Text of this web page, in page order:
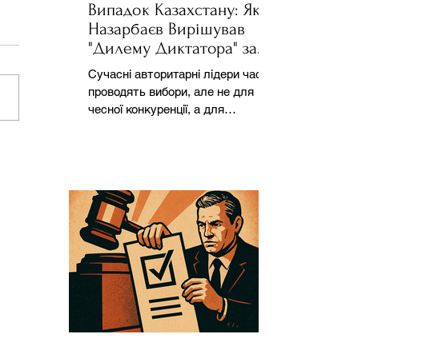
Випадок Казахстану: Як
Назарбаєв Вирішував
"Дилему Диктатора" за
Допомогою Ресурсів та
Партії
Сучасні авторитарні лідери часто
проводять вибори, але не для
чесної конкуренції, а для